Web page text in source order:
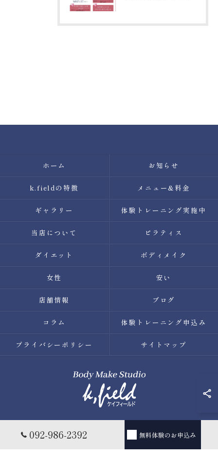
092-986-2392 無料体験のお申込み
ホーム お知らせ
k.fieldの特徴 メニュー&料金
ギャラリー 体験トレーニング実施中
当店について ピラティス
ダイエット ボディメイク
女性 安い
店舗情報 ブログ
コラム 体験トレーニング申込み
プライバシーポリシー サイトマップ
© 2026 福岡県薬院のパーソナルトレーニングならBody Make
Studio k.field ALL RIGHTS RESERVED.